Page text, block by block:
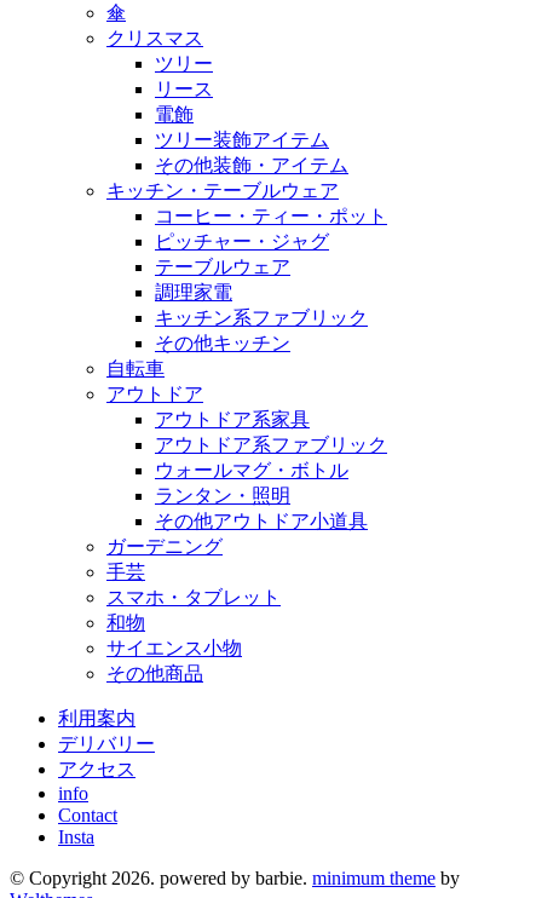
傘
クリスマス
ツリー
リース
電飾
ツリー装飾アイテム
その他装飾・アイテム
キッチン・テーブルウェア
コーヒー・ティー・ポット
ピッチャー・ジャグ
テーブルウェア
調理家電
キッチン系ファブリック
その他キッチン
自転車
アウトドア
アウトドア系家具
アウトドア系ファブリック
ウォールマグ・ボトル
ランタン・照明
その他アウトドア小道具
ガーデニング
手芸
スマホ・タブレット
和物
サイエンス小物
その他商品
利用案内
デリバリー
アクセス
info
Contact
Insta
© Copyright 2026. powered by barbie. minimum theme by